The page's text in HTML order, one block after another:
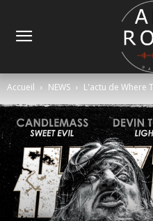
Accueil NEWS L'actu de Where